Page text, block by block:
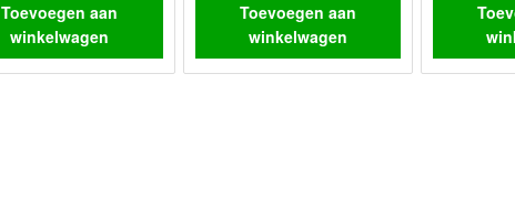
Toevoegen aan
winkelwagen
Toevoegen aan
winkelwagen